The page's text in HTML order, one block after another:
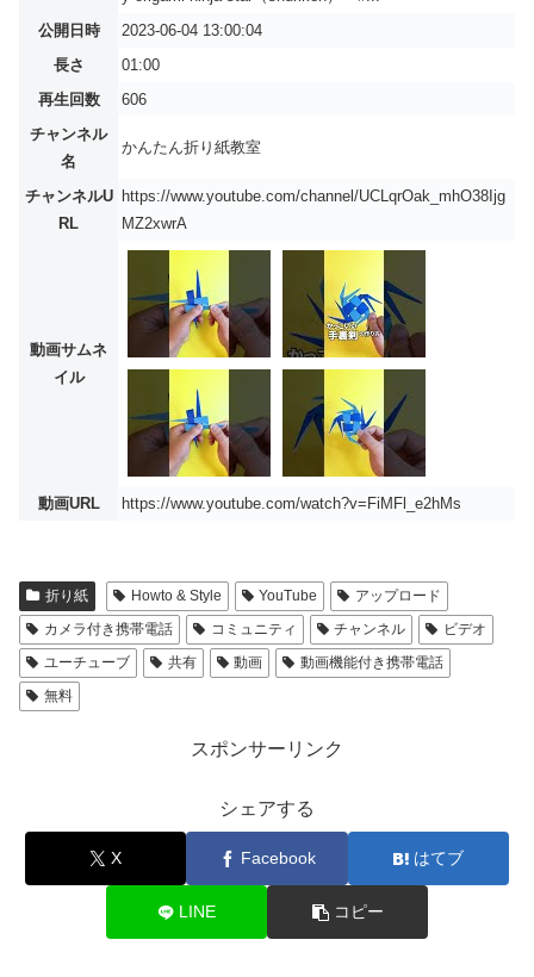
公開日時
2023-06-04 13:00:04
長さ
01:00
再生回数
606
チャンネル
名
かんたん折り紙教室
チャンネルU
RL
https://www.youtube.com/channel/UCLqrOak_mhO38Ijg
MZ2xwrA
動画サムネ
イル
動画URL https://www.youtube.com/watch?v=FiMFl_e2hMs
折り紙 Howto & Style YouTube
アップロード
カメラ付き携帯電話
コミュニティ チャンネル
ビデオ
ユーチューブ
共有 動画
動画機能付き携帯電話
無料
スポンサーリンク
シェアする
X Facebook はてブ
LINE コピー